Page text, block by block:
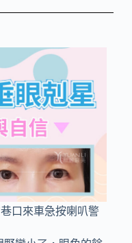
口來車急按喇叭警